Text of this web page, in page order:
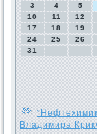
3
4 5
10
11 12
17
18 19
24
25 26
31
Владимира